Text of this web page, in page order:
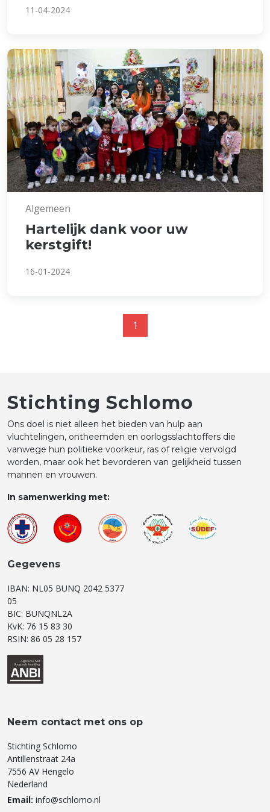
11-04-2024
Algemeen
Hartelijk dank voor uw
kerstgift!
16-01-2024
1
Stichting Schlomo
Ons doel is niet alleen het bieden van hulp aan
vluchtelingen, ontheemden en oorlogsslachtoffers die
vanwege hun politieke voorkeur, ras of religie vervolgd
worden, maar ook het bevorderen van gelijkheid tussen
mannen en vrouwen.
In samenwerking met:
Gegevens
IBAN: NL05 BUNQ 2042 5377
05
BIC: BUNQNL2A
KvK: 76 15 83 30
RSIN: 86 05 28 157
Neem contact met ons op
Stichting Schlomo
Antillenstraat 24a
7556 AV Hengelo
Nederland
Email: info@schlomo.nl